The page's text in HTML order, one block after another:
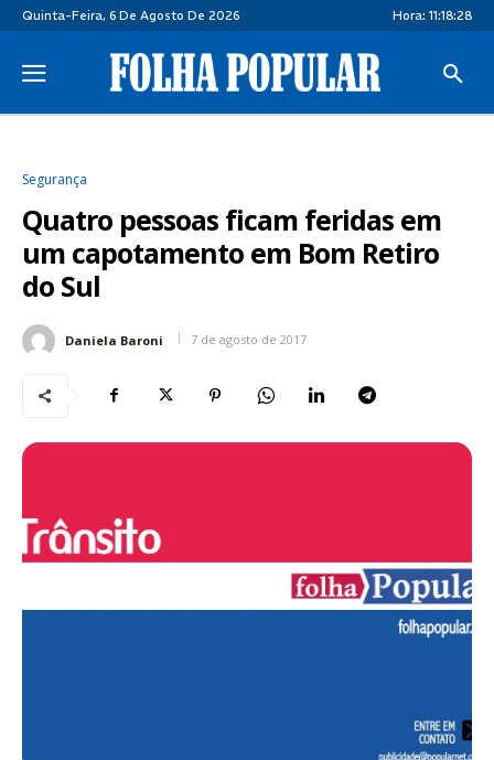
Quinta-Feira, 6 De Agosto De 2026 Hora: 11:18:28
Segurança
Quatro pessoas ficam feridas em
um capotamento em Bom Retiro
do Sul
Daniela Baroni 7 de agosto de 2017